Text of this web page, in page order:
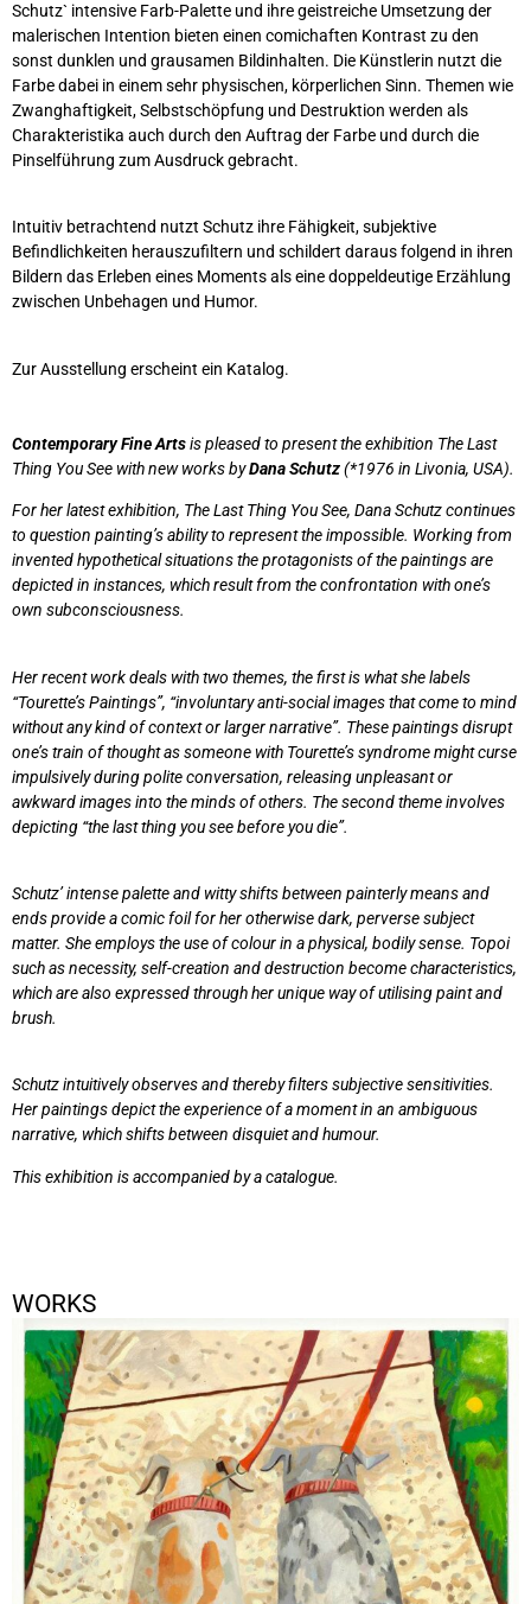
Schutz` intensive Farb-Palette und ihre geistreiche Umsetzung der
malerischen Intention bieten einen comichaften Kontrast zu den
sonst dunklen und grausamen Bildinhalten. Die Künstlerin nutzt die
Farbe dabei in einem sehr physischen, körperlichen Sinn. Themen wie
Zwanghaftigkeit, Selbstschöpfung und Destruktion werden als
Charakteristika auch durch den Auftrag der Farbe und durch die
Pinselführung zum Ausdruck gebracht.
Intuitiv betrachtend nutzt Schutz ihre Fähigkeit, subjektive
Befindlichkeiten herauszufiltern und schildert daraus folgend in ihren
Bildern das Erleben eines Moments als eine doppeldeutige Erzählung
zwischen Unbehagen und Humor.
Zur Ausstellung erscheint ein Katalog.
Contemporary Fine Artsis pleased to present the exhibition The Last
Thing You See with new works byDana Schutz(*1976 in Livonia, USA).
For her latest exhibition, The Last Thing You See, Dana Schutz continues
to question painting’s ability to represent the impossible. Working from
invented hypothetical situations the protagonists of the paintings are
depicted in instances, which result from the confrontation with one’s
own subconsciousness.
Her recent work deals with two themes, the first is what she labels
“Tourette’s Paintings”, “involuntary anti-social images that come to mind
without any kind of context or larger narrative”. These paintings disrupt
one’s train of thought as someone with Tourette’s syndrome might curse
impulsively during polite conversation, releasing unpleasant or
awkward images into the minds of others. The second theme involves
depicting “the last thing you see before you die”.
Schutz’ intense palette and witty shifts between painterly means and
ends provide a comic foil for her otherwise dark, perverse subject
matter. She employs the use of colour in a physical, bodily sense. Topoi
such as necessity, self-creation and destruction become characteristics,
which are also expressed through her unique way of utilising paint and
brush.
Schutz intuitively observes and thereby filters subjective sensitivities.
Her paintings depict the experience of a moment in an ambiguous
narrative, which shifts between disquiet and humour.
This exhibition is accompanied by a catalogue.
WORKS